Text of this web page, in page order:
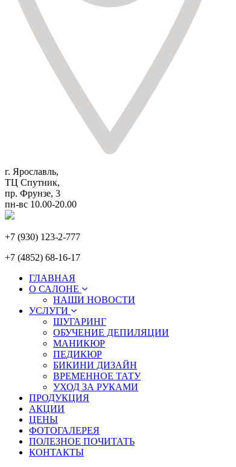
г. Ярославль,
ТЦ Спутник,
пр. Фрунзе, 3
пн-вс 10.00-20.00
+7 (930) 123-2-777
+7 (4852) 68-16-17
ГЛАВНАЯ
О САЛОНЕ
НАШИ НОВОСТИ
УСЛУГИ
ШУГАРИНГ
ОБУЧЕНИЕ ДЕПИЛЯЦИИ
МАНИКЮР
ПЕДИКЮР
БИКИНИ ДИЗАЙН
ВРЕМЕННОЕ ТАТУ
УХОД ЗА РУКАМИ
ПРОДУКЦИЯ
АКЦИИ
ЦЕНЫ
ФОТОГАЛЕРЕЯ
ПОЛЕЗНОЕ ПОЧИТАТЬ
КОНТАКТЫ